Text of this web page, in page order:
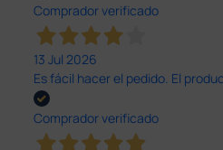
Comprador verificado
13 Jul 2026
Es fácil hacer el pedido. El
Comprador verificado